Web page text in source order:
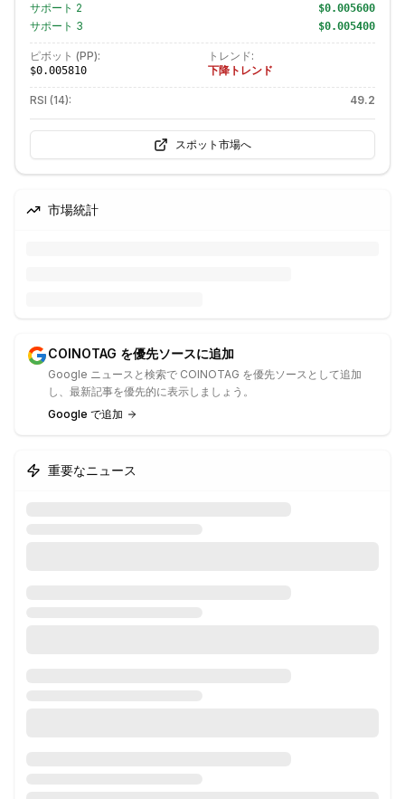
サポート 2 $0.005600
サポート 3 $0.005400
ピボット (PP):
$0.005810
トレンド:
下降トレンド
RSI (14): 49.2
スポット市場へ
市場統計
COINOTAG を優先ソースに追加
Google ニュースと検索で COINOTAG を優先ソースとして追加
し、最新記事を優先的に表示しましょう。
Google で追加
重要なニュース